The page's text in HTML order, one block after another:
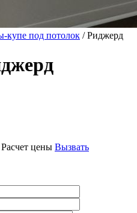
под потолок / Риджерд
Расчет цены Вызвать